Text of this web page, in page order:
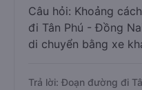
Câu hỏi: Khoảng
đi Tân Phú - Đồng
di chuyển bằng xe
Trả lời: Đoạn đường đi